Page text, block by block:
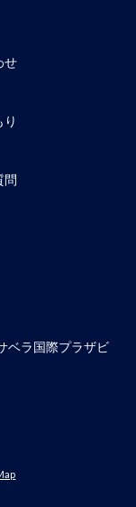
せ
問
ベラ国際プラザビ